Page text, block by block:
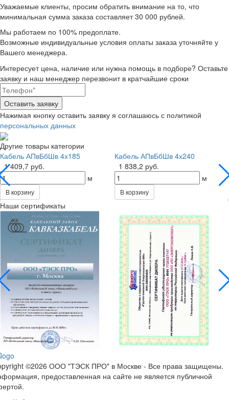
Уважаемые клиенты, просим обратить внимание на то, что
минимальная сумма заказа составляет 30 000 рублей.
Мы работаем по 100% предоплате.
Возможные индивидуальные условия оплаты заказа уточняйте у
Вашего менеджера.
Интересует цена, наличие или нужна помощь в подборе? Оставьте
заявку и наш менеджер перезвонит в кратчайшие сроки
Нажимая кнопку оставить заявку я соглашаюсь с политикой
персональных данных
Другие товары категории
Кабель АПвБбШв 4х185
1 409,7 руб.
м
В корзину
Кабель АПвБбШв 4х240
1 838,2 руб.
м
В корзину
Наши сертификаты
©2026 ООО "ТЭСК ПРО" в Москве - Все права защищены.
предоставленная на сайте не является публичной